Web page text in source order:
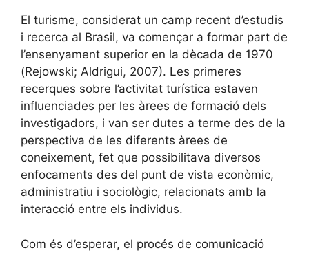
El turisme, considerat un camp recent d’estudis
i recerca al Brasil, va començar a formar part de
l’ensenyament superior en la dècada de 1970
(Rejowski; Aldrigui, 2007). Les primeres
recerques sobre l’activitat turística estaven
influenciades per les àrees de formació dels
investigadors, i van ser dutes a terme des de la
perspectiva de les diferents àrees de
coneixement, fet que possibilitava diversos
enfocaments des del punt de vista econòmic,
administratiu i sociològic, relacionats amb la
interacció entre els individus.
Com és d’esperar, el procés de comunicació